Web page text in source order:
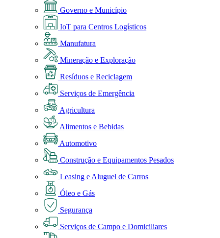
Governo e Município
IoT para Centros Logísticos
Manufatura
Mineração e Exploração
Resíduos e Reciclagem
Serviços de Emergência
Agricultura
Alimentos e Bebidas
Automotivo
Construção e Equipamentos Pesados
Leasing e Aluguel de Carros
Óleo e Gás
Segurança
Serviços de Campo e Domiciliares